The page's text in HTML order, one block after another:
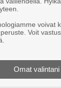
ainakin
tiedät mistä
voivat
Voit
Omat valintani